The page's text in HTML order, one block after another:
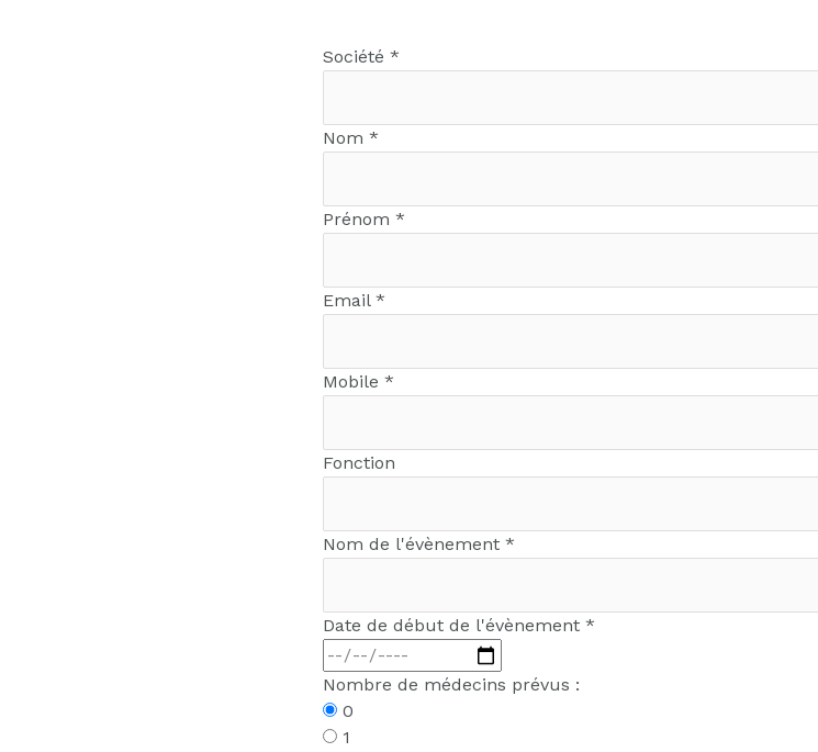
Société *
Nom *
Prénom *
Email *
Mobile *
Fonction
Nom de l'évènement *
Date de début de l'évènement *
Nombre de médecins prévus :
0
1